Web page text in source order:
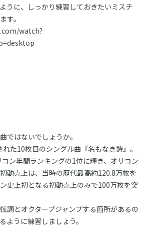
うに、しっかり練習しておきたいミスチ
す。
watch?
ではないでしょうか。
た10枚目のシングル曲『名もなき詩』。
ン年間ランキングの1位に輝き、オリコン
動売上は、当時の歴代最高約120.8万枚を
史上初となる初動売上のみで100万枚を突
調とオクターブジャンプする箇所があるの
ように練習しましょう。